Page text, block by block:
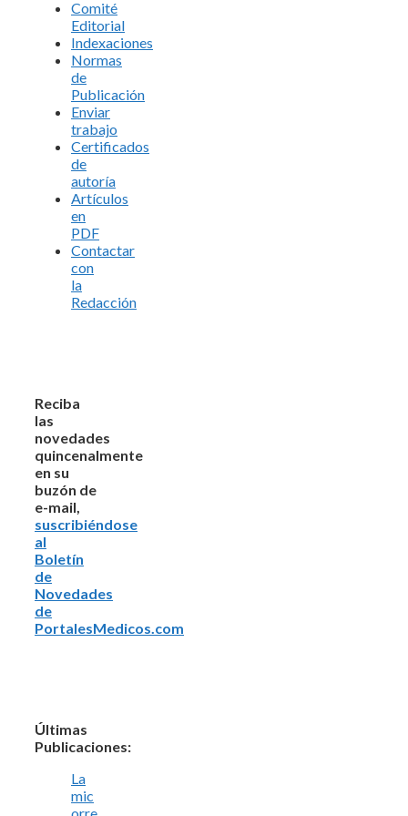
Comité
Editorial
Indexaciones
Normas
de
Publicación
Enviar
trabajo
Certificados
de
autoría
Artículos
en
PDF
Contactar
con
la
Redacción
Reciba
las
novedades
quincenalmente
en su
buzón de
e-mail,
suscribiéndose
al
Boletín
de
Novedades
de
PortalesMedicos.com
Últimas
Publicaciones:
La
mic